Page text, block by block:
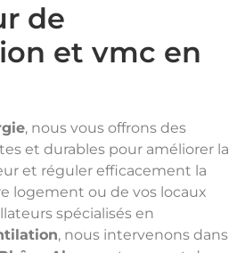
de
et vmc en
, nous vous offrons des
et durables pour améliorer la
et réguler efficacement la
logement ou de vos locaux
spécialisés en
, nous intervenons dans